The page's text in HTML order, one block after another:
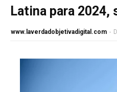
Latina para 2024,
www.laverdadobjetivadigital.com -